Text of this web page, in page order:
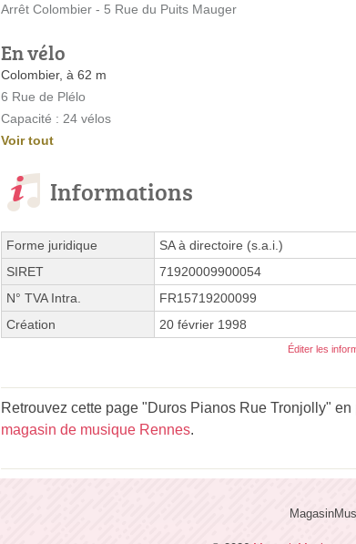
Arrêt Colombier - 5 Rue du Puits Mauger
En vélo
Colombier, à 62 m
6 Rue de Plélo
Capacité : 24 vélos
Voir tout
Informations
Forme juridique
SA à directoire (s.a.i.)
SIRET
71920009900054
N° TVA Intra.
FR15719200099
Création
20 février 1998
Éditer les
Retrouvez cette page "Duros Pianos Rue Tronjolly" en
magasin de musique Rennes.